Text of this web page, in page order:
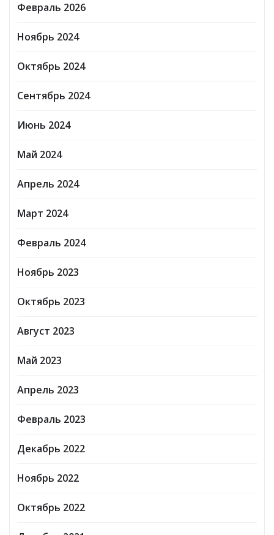
Февраль 2026
Ноябрь 2024
Октябрь 2024
Сентябрь 2024
Июнь 2024
Май 2024
Апрель 2024
Март 2024
Февраль 2024
Ноябрь 2023
Октябрь 2023
Август 2023
Май 2023
Апрель 2023
Февраль 2023
Декабрь 2022
Ноябрь 2022
Октябрь 2022